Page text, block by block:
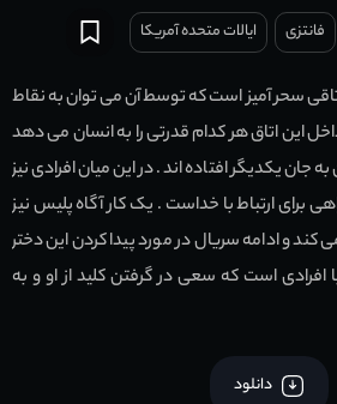
فانتزی ایالات متحده آمریکا
سحر آمیز است که توسط آن می توان به نقاط
این اتاق هر کدام قدرتی را به انسان می دهد
جان یکدیگر افتاده اند . در این میان افرادی نیز
برای ارتباط با خداست . یک کار آگاه پلیس نیز
کند و ادامه سریال در مورد پیدا كردن این دختر
است که سعی در گرفتن کلید از او و به
دانلود